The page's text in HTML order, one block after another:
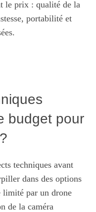
le prix : qualité de la
portabilité et
budget pour
techniques avant
dans des options
limité par un drone
de la caméra